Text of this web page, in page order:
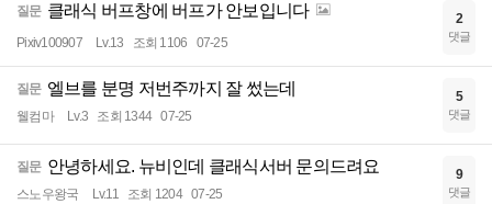
질문 클래식 버프창에 버프가 안보입니다
Pixiv100907 Lv.13 조회 1106 07-25
2
댓글
질문 엘브를 분명 저번주까지 잘 썼는데
웰컴마 Lv.3 조회 1344 07-25
5
댓글
질문 안녕하세요. 뉴비인데 클래식서버 문의드려요
스노우왕국 Lv.11 조회 1204 07-25
9
댓글